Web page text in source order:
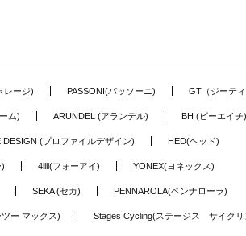
レージ) PASSONI(パッソーニ) GT（ジーティ
ム) ARUNDEL (アランデル) BH (ビーエイチ)
DESIGN (プロファイルデザイン) HED(ヘッド)
4iiii(フォーアイ) YONEX(ヨネックス)
SEKA (セカ) PENNAROLA(ペンナローラ)
ー マックス) Stages Cycling(ステージス サイクリ